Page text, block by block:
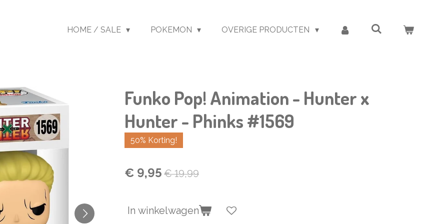
HOME / SALE POKEMON OVERIGE PRODUCTEN
Funko Pop! Animation - Hunter x
Hunter - Phinks #1569
50% Korting!
€ 9,95 € 19,99
In winkelwagen